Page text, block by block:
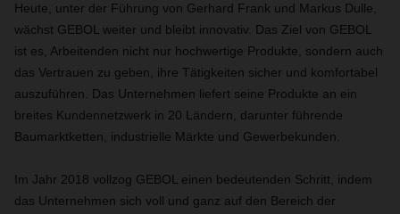
Heute, unter der Führung von Gerhard Frank und Markus Dulle,
wächst GEBOL weiter und bleibt innovativ. Das Ziel von GEBOL
ist es, Arbeitenden nicht nur hochwertige Produkte, sondern auch
das Vertrauen zu geben, ihre Tätigkeiten sicher und komfortabel
auszuführen. Das Unternehmen liefert seine Produkte an ein
breites Kundennetzwerk in 20 Ländern, darunter führende
Baumarktketten, industrielle Märkte und Gewerbekunden.
Im Jahr 2018 vollzog GEBOL einen bedeutenden Schritt, indem
das Unternehmen sich voll und ganz auf den Bereich der